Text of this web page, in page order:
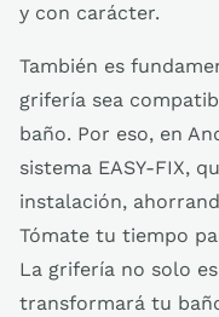
y con carácter.
También es
grifería sea
baño. Por eso, en
sistema EASY-FIX,
instalación,
Tómate tu tiempo
La grifería no solo
transformará tu